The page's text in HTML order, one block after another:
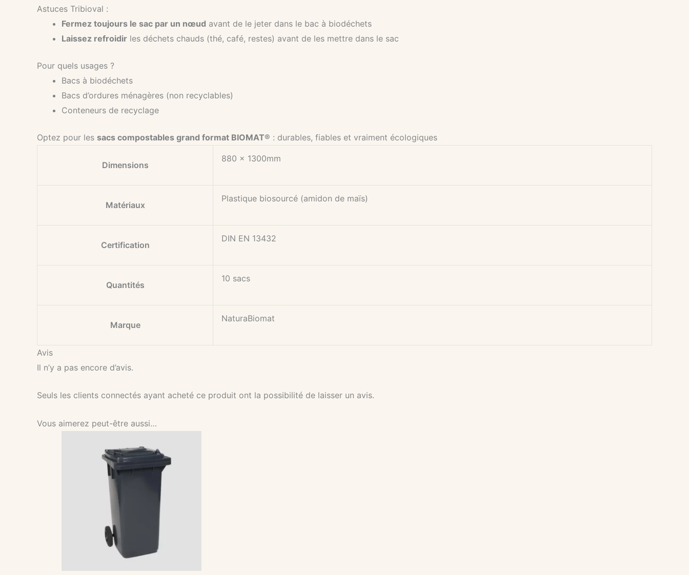
Astuces Tribioval :
Fermez toujours le sac par un nœud avant de le jeter dans le bac à biodéchets
Laissez refroidir les déchets chauds (thé, café, restes) avant de les mettre dans le sac
Pour quels usages ?
Bacs à biodéchets
Bacs d’ordures ménagères (non recyclables)
Conteneurs de recyclage
Optez pour les sacs compostables grand format BIOMAT® : durables, fiables et vraiment écologiques
Dimensions
880 x 1300mm
Matériaux
Plastique biosourcé (amidon de maïs)
Certification
DIN EN 13432
Quantités
10 sacs
Marque
NaturaBiomat
Avis
Il n’y a pas encore d’avis.
Seuls les clients connectés ayant acheté ce produit ont la possibilité de laisser un avis.
Vous aimerez peut-être aussi…